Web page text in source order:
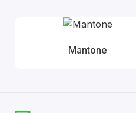
Mantone